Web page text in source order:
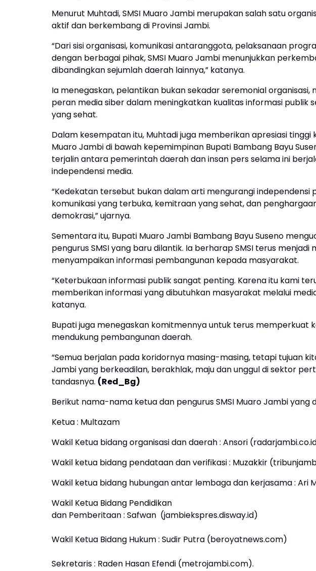
Menurut Muhtadi, SMSI Muaro Jambi merupakan salah satu
aktif dan berkembang di Provinsi Jambi.
“Dari sisi organisasi, komunikasi antaranggota, pelaksanaan
dengan berbagai pihak, SMSI Muaro Jambi menunjukkan
dibandingkan sejumlah daerah lainnya,” katanya.
Ia menegaskan, pelantikan bukan sekadar seremonial
peran media siber dalam meningkatkan kualitas informasi publik
yang sehat.
Dalam kesempatan itu, Muhtadi juga memberikan apresiasi
Muaro Jambi di bawah kepemimpinan Bupati Bambang Bayu
terjalin antara pemerintah daerah dan insan pers selama ini
independensi media.
“Kedekatan tersebut bukan dalam arti mengurangi independensi
komunikasi yang terbuka, kemitraan yang sehat, dan
demokrasi,” ujarnya.
Sementara itu, Bupati Muaro Jambi Bambang Bayu Suseno
pengurus SMSI yang baru dilantik. Ia berharap SMSI terus
menyampaikan informasi pembangunan kepada masyarakat.
“Keterbukaan informasi publik sangat penting. Karena itu kami
memberikan informasi yang dibutuhkan masyarakat melalui
katanya.
Bupati juga menegaskan komitmennya untuk terus memperkuat
mendukung pembangunan daerah.
“Semua berjalan pada koridornya masing-masing, tetapi tujuan
Jambi yang berkeadilan, berakhlak, maju dan unggul di sektor
tandasnya. (Red_Bg)
Berikut nama-nama ketua dan pengurus SMSI Muaro Jambi yang
Ketua : Multazam
Wakil Ketua bidang organisasi dan daerah : Ansori
Wakil ketua bidang pendataan dan verifikasi : Muzakkir
Wakil ketua bidang hubungan antar lembaga dan kerjasama : Ari
Wakil Ketua Bidang Pendidikan
dan Pemberitaan : Safwan (jambiekspres.disway.id)
Wakil Ketua Bidang Hukum : Sudir Putra (beroyatnews.com)
Sekretaris : Raden Hasan Efendi (metrojambi.com).